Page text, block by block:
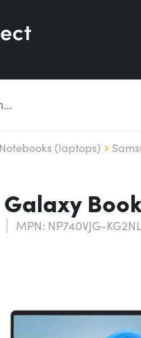
Notebooks (laptops)
MPN: NP740VJG-KG2NL